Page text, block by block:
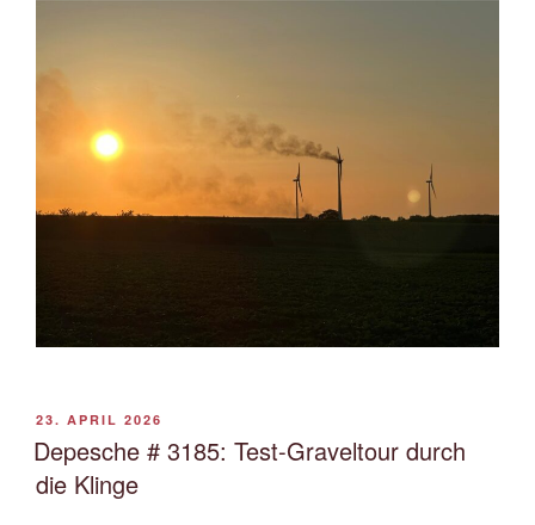
VERÖFFENTLICHT
AM
23. APRIL 2026
Depesche # 3185: Test-Graveltour durch
die Klinge